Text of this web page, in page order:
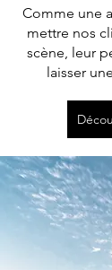
Comme une
mettre nos
scène, leur
laisser